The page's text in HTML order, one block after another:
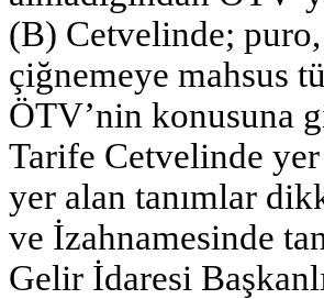
(B) Cetvelinde;
çiğnemeye mahsus
ÖTV’nin konusuna
Tarife Cetvelinde yer
yer alan tanımlar
ve İzahnamesinde
Gelir İdaresi